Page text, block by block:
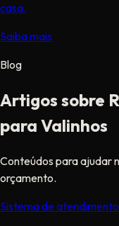
casa.
Saiba mais
Blog
Artigos sobre
para Valinhos
Conteúdos para ajudar
orçamento.
Sistema de